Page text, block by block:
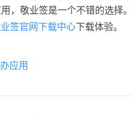
，敬业签是一个不错的选择
签官网下载中心下载体验。
应用